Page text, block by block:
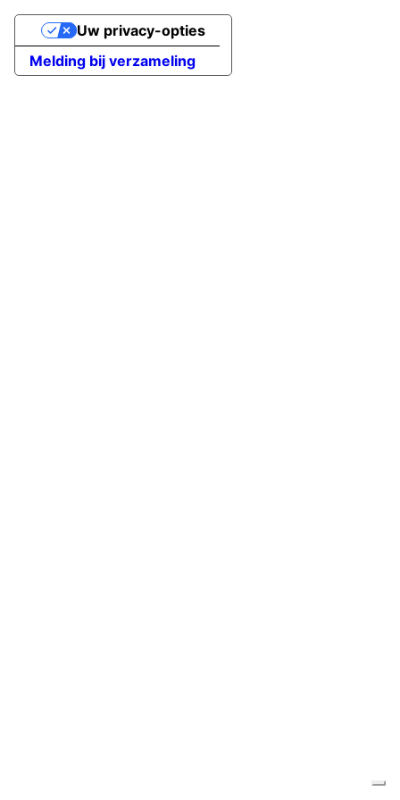
Melding bij verzameling
Uw privacy-opties